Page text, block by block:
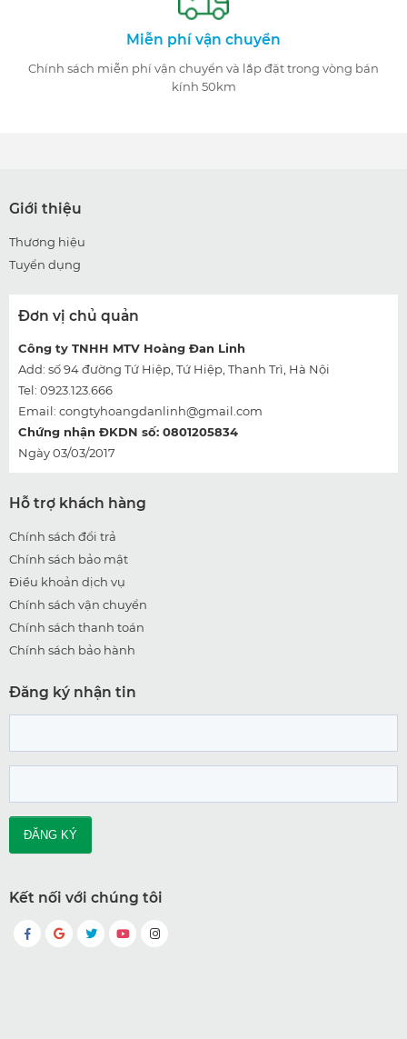
Miễn phí vận chuyển
Chính sách miễn phí vận chuyển và lắp đặt trong vòng bán
kính 50km
Giới thiệu
Thương hiệu
Tuyển dụng
Đơn vị chủ quản
Công ty TNHH MTV Hoàng Đan Linh
Add: số 94 đường Tứ Hiệp, Tứ Hiệp, Thanh Trì, Hà Nội
Tel: 0923.123.666
Email: congtyhoangdanlinh@gmail.com
Chứng nhận ĐKDN số: 0801205834
Ngày 03/03/2017
Hỗ trợ khách hàng
Chính sách đổi trả
Chính sách bảo mật
Điều khoản dịch vụ
Chính sách vận chuyển
Chính sách thanh toán
Chính sách bảo hành
Đăng ký nhận tin
Kết nối với chúng tôi